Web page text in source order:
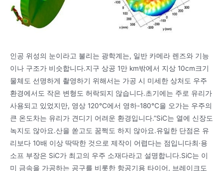
인공 위성의 눈이라고 불리는 광학계는, 일반 카메라 렌즈와 기능
이나 구조가 비슷합니다.지구 상공 1만 km밖에서 지상 10cm크기
물체도 선명하게 촬영하기 위해서는 가공 시 미세한 상처도 우주
환경에서도 작은 변형도 허락되지 않습니다.초기에는 주로 유리가
사용되고 있었지만, 영상 120℃에서 영하-180℃을 오가는 우주의
큰 온도차는 유리가 견디기 어려운 환경입니다.”SiC는 열에 신장도
녹지도 않아요.산을 쏟고도 꿈쩍도 하지 않아요.유일한 단점은 유
리보다 10배 이상 딱딱한 것으로 제작이 어렵다는 점입니다최·용
소프 부장은 SiC가 최고의 우주 소재다라고 설명합니다.SiC는 이
미 금속을 가공하는 공구를 비롯한 항공기용 타이어, 브레이크도